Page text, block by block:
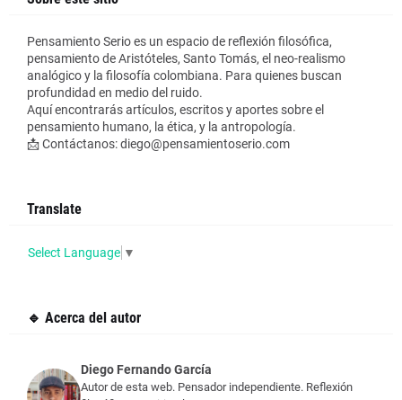
Pensamiento Serio es un espacio de reflexión filosófica,
pensamiento de Aristóteles, Santo Tomás, el neo-realismo
analógico y la filosofía colombiana. Para quienes buscan
profundidad en medio del ruido.
Aquí encontrarás artículos, escritos y aportes sobre el
pensamiento humano, la ética, y la antropología.
📩 Contáctanos: diego@pensamientoserio.com
Translate
Select Language ▼
🔹 Acerca del autor
Diego Fernando García
Autor de esta web. Pensador independiente. Reflexión